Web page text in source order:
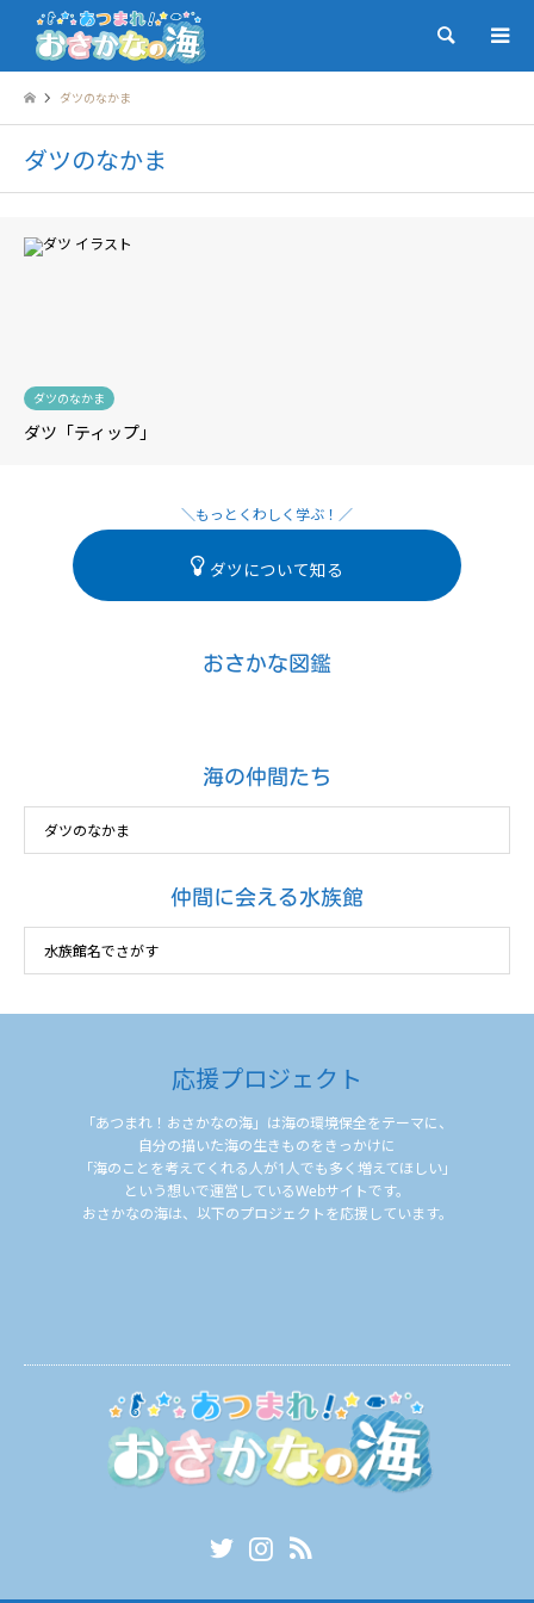
検索
ダツのなかま
ダツのなかま
ダツのなかま
ダツ「ティップ」
ダツについて知る
おさかな図鑑
海の仲間たち
仲間に会える水族館
応援プロジェクト
「あつまれ！おさかなの海」は海の環境保全をテーマに、
自分の描いた海の生きものをきっかけに
「海のことを考えてくれる人が1人でも多く増えてほしい」
という想いで運営しているWebサイトです。
おさかなの海は、以下のプロジェクトを応援しています。